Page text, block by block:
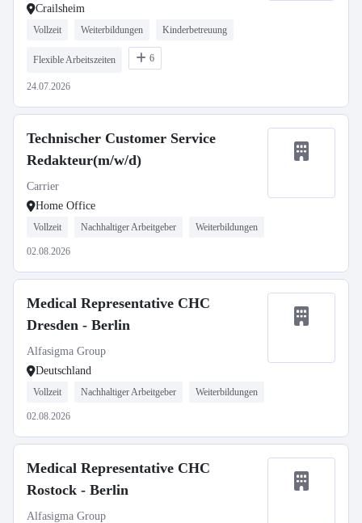
Crailsheim
Vollzeit Weiterbildungen Kinderbetreuung
Flexible Arbeitszeiten 6
24.07.2026
Technischer Customer Service
Redakteur(m/w/d)
Carrier
Home Office
Vollzeit Nachhaltiger Arbeitgeber Weiterbildungen
02.08.2026
Medical Representative CHC
Dresden - Berlin
Alfasigma Group
Deutschland
Vollzeit Nachhaltiger Arbeitgeber Weiterbildungen
02.08.2026
Medical Representative CHC
Rostock - Berlin
Alfasigma Group